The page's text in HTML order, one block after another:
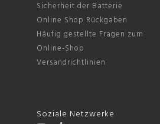
Sicherheit der Batterie
Online Shop Rückgaben
Häufig gestellte Fragen zum
Online-Shop
Versandrichtlinien
Soziale Netzwerke